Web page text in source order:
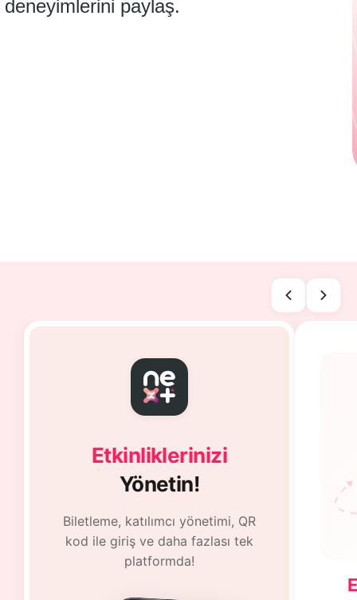
deneyimlerini paylaş.
Etkinliklerinizi
Yönetin!
Biletleme, katılımcı yönetimi, QR
kod ile giriş ve daha fazlası tek
platformda!